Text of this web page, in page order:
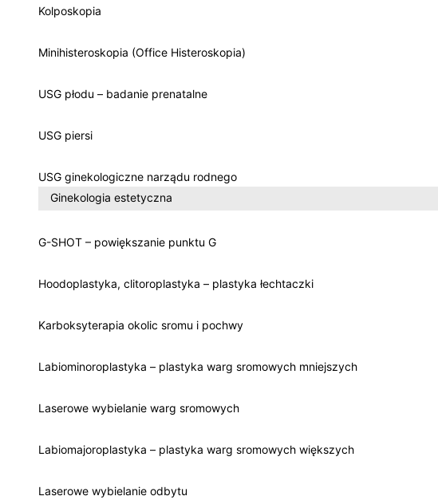
Kolposkopia
Minihisteroskopia (Office Histeroskopia)
USG płodu – badanie prenatalne
USG piersi
USG ginekologiczne narządu rodnego
Ginekologia estetyczna
G-SHOT – powiększanie punktu G
Hoodoplastyka, clitoroplastyka – plastyka łechtaczki
Karboksyterapia okolic sromu i pochwy
Labiominoroplastyka – plastyka warg sromowych mniejszych
Laserowe wybielanie warg sromowych
Labiomajoroplastyka – plastyka warg sromowych większych
Laserowe wybielanie odbytu